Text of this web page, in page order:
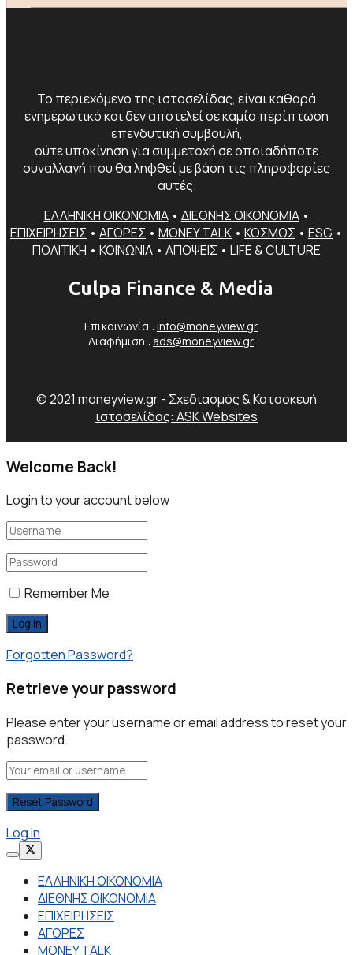
Το περιεχόμενο της ιστοσελίδας, είναι καθαρά
ενημερωτικό και δεν αποτελεί σε καμία περίπτωση
επενδυτική συμβουλή,
ούτε υποκίνηση για συμμετοχή σε οποιαδήποτε
συναλλαγή που θα ληφθεί με βάση τις πληροφορίες
αυτές.
ΕΛΛΗΝΙΚΗ ΟΙΚΟΝΟΜΙΑ• ΔΙΕΘΝΗΣ ΟΙΚΟΝΟΜΙΑ•
ΕΠΙΧΕΙΡΗΣΕΙΣ • ΑΓΟΡΕΣ • MONEY TALK • ΚΟΣΜΟΣ • ESG •
ΠΟΛΙΤΙΚΗ • ΚΟΙΝΩΝΙΑ • ΑΠΟΨΕΙΣ • LIFE & CULTURE
Culpa Finance & Media
Επικοινωνία : info@moneyview.gr
Διαφήμιση : ads@moneyview.gr
© 2021 moneyview.gr - Σχεδιασμός & Κατασκευή
ιστοσελίδας: ASK Websites
Welcome Back!
Login to your account below
Remember Me
Forgotten Password?
Retrieve your password
Please enter your username or email address to reset your
password.
Log In
ΕΛΛΗΝΙΚΗ ΟΙΚΟΝΟΜΙΑ
ΔΙΕΘΝΗΣ ΟΙΚΟΝΟΜΙΑ
ΕΠΙΧΕΙΡΗΣΕΙΣ
ΑΓΟΡΕΣ
MONEY TALK